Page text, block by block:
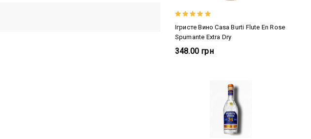
Ігристе Вино Casa Burti Flute En Rose
Spumante Extra Dry
348.00 грн